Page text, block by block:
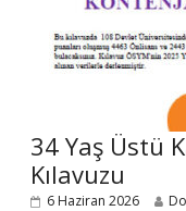
34 Yaş Üstü
Kılavuzu
6 Haziran 2026